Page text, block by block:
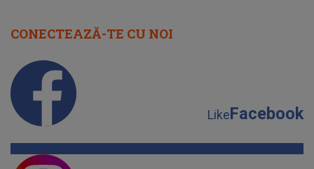
CONECTEAZĂ-TE CU NOI
LikeFacebook